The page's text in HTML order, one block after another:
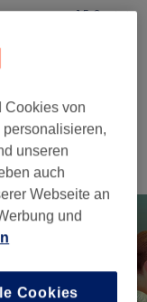
15 €
ab 40 €
Cookies von
personalisieren,
unseren
auch
Webseite an
und
Cookies